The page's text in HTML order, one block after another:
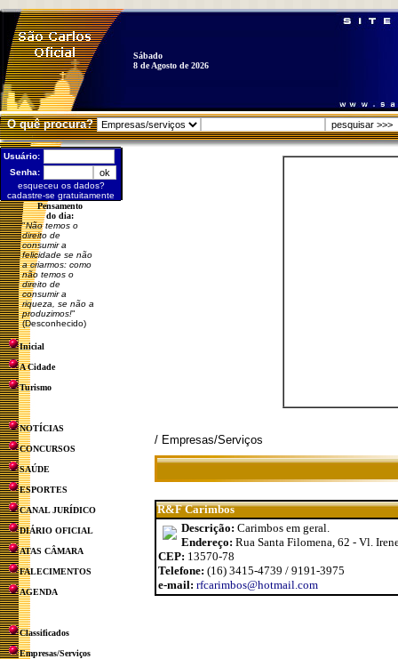
Sábado
8 de Agosto de 2026
O quê procura?
Usuário:
Senha:
esqueceu os dados?
cadastre-se gratuitamente
Pensamento
do dia:
"Não temos o
direito de
consumir a
felicidade se não
a criarmos: como
não temos o
direito de
consumir a
riqueza, se não a
produzimos!"
(Desconhecido)
Inicial
A Cidade
Turismo
NOTÍCIAS
CONCURSOS
SAÚDE
ESPORTES
CANAL JURÍDICO
DIÁRIO OFICIAL
ATAS CÂMARA
FALECIMENTOS
AGENDA
Classificados
Empresas/Serviços
/ Empresas/Serviços
R&F Carimbos
Descrição: Carimbos em geral.
Endereço: Rua Santa Filomena, 62 - Vl.
CEP: 13570-78
Telefone: (16) 3415-4739 / 9191-3975
e-mail: rfcarimbos@hotmail.com